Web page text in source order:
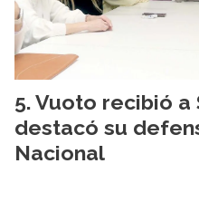
Vuoto recibió a
destacó su
Nacional